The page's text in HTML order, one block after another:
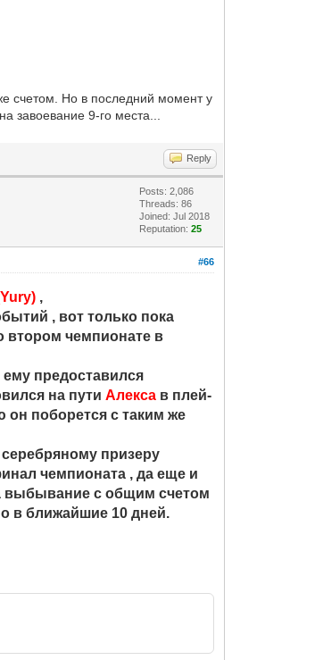
счетом. Но в последний момент у
завоевание 9-го места...
Reply
Posts: 2,086
Threads: 86
Joined: Jul 2018
Reputation:25
#66
,
, вот только пока
втором чемпионате в
ему предоставился
на пути Алекса в плей-
поборется с таким же
призеру
чемпионата , да еще и
выбывание с общим счетом
в ближайшие 10 дней.